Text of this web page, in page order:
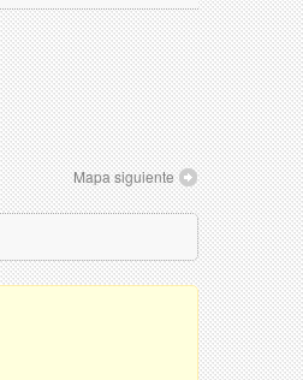
Mapa siguiente